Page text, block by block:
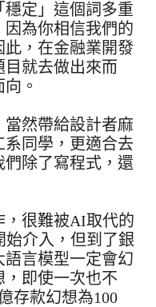
定」這個詞多重
為你相信我們的
，在金融業開發
就去做出來而
。
然帶給設計者麻
同學，更適合去
除了寫程式，還
，很難被AI取代的
介入，但到了銀
言模型一定會幻
即使一次也不
存款幻想為100